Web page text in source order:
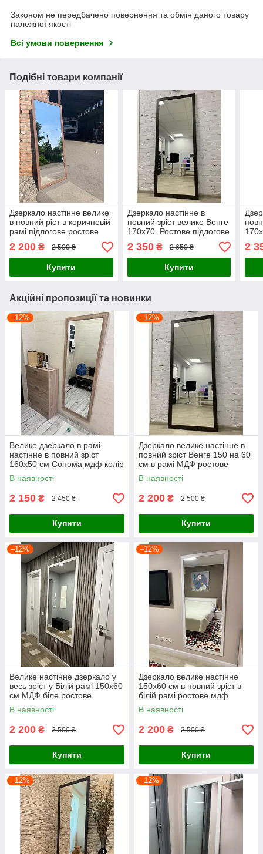
Законом не передбачено повернення та обмін даного товару
належної якості
Всі умови повернення
Подібні товари компанії
Дзеркало настінне велике
в повний ріст в коричневій
рамі підлогове ростове
2 200 ₴ 2 500 ₴
Купити
Дзеркало настінне в
повний зріст велике Венге
170х70. Ростове підлогове
в коричневій рамі мдф
2 350₴ 2 650 ₴
Купити
2
Акційні пропозиції та новинки
–12%
Велике дзеркало в рамі
настінне в повний зріст
160x50 см Сонома мдф колір
дуб Сонома
В наявності
2 150 ₴ 2 450 ₴
Купити
–12%
Дзеркало велике настінне в
повний зріст Венге 150 на 60
см в рамі МДФ ростове
коричневе
В наявності
2 200 ₴ 2 500 ₴
Купити
–12%
Велике настінне дзеркало у
весь зріст у Білій рамі 150х60
см МДФ біле ростове
В наявності
2 200 ₴ 2 500 ₴
Купити
–12%
Дзеркало велике настінне
150х60 см в повний зріст в
білій рамі ростове мдф
В наявності
2 200 ₴ 2 500 ₴
Купити
–12% –12%